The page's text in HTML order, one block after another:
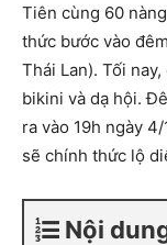
Tiên cùng 60
thức bước vào
Thái Lan). Tối
bikini và dạ hội.
ra vào 19h ngày
sẽ chính thức lộ
Nội